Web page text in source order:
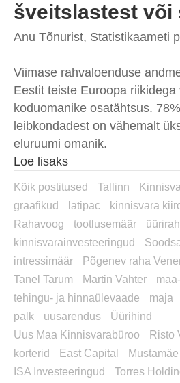
šveitslastest või
Anu Tõnurist, Statistikaameti
Viimase rahvaloenduse
Eestit teiste Euroopa
koduomanike osatähtsus.
leibkondadest on vähemalt
eluruumi omanik.
Loe lisaks
Kõik postitused Tallinn
graafikud
latipac kinnisvara
Rahavoog
tootlusemäär
kinnisvarainvesteeringud
intressimäär
Põgenev raha
Tanel Tarum
Martin Vahter
tehingu- ja hinnaülevaade
maja
palk
uusarendus
Üürihind
Uus Maa Kinnisvarabüroo
Risto
korterid
East Capital
ISA Investeeringud
Torres